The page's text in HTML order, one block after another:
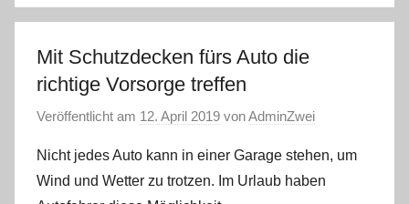
Mit Schutzdecken fürs Auto die
richtige Vorsorge treffen
Veröffentlicht am 12. April 2019 vonAdminZwei
Nicht jedes Auto kann in einer Garage stehen, um
Wind und Wetter zu trotzen. Im Urlaub haben